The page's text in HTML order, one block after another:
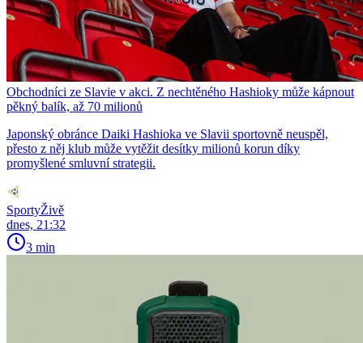
Obchodníci ze Slavie v akci. Z nechtěného Hashioky může kápnout
pěkný balík, až 70 milionů
Japonský obránce Daiki Hashioka ve Slavii sportovně neuspěl,
přesto z něj klub může vytěžit desítky milionů korun díky
promyšlené smluvní strategii.
SportyŽivě
dnes, 21:32
3 min